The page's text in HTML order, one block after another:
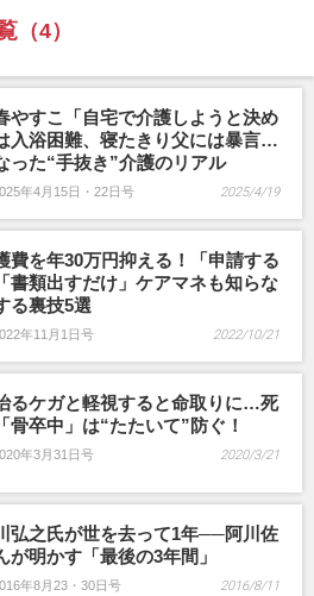
（4）
やすこ「自宅で介護しようと決め
入浴困難、寝たきり父には暴言…
った“手抜き”介護のリアル
年4月15日・22日号 2025/4/19
費を年30万円抑える！「申請する
書類出すだけ」ケアマネも知らな
る裏技5選
年11月1日号 2022/10/21
るケガと軽視すると命取りに…死
骨卒中」は“たたいて”防ぐ！
年3月31日号 2020/3/21
弘之氏が世を去って1年──阿川佐
が明かす「最後の3年間」
年8月23・30日号 2016/8/11